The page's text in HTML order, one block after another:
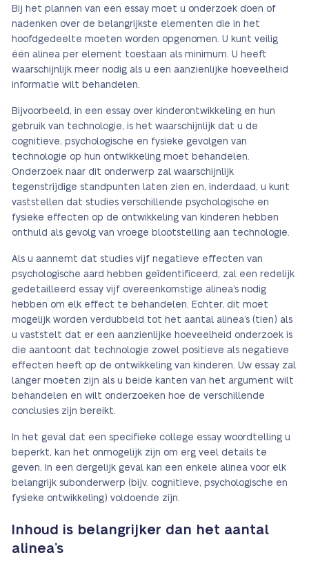
Bij het plannen van een essay moet u onderzoek doen of
nadenken over de belangrijkste elementen die in het
hoofdgedeelte moeten worden opgenomen. U kunt veilig
één alinea per element toestaan als minimum. U heeft
waarschijnlijk meer nodig als u een aanzienlijke hoeveelheid
informatie wilt behandelen.
Bijvoorbeeld, in een essay over kinderontwikkeling en hun
gebruik van technologie, is het waarschijnlijk dat u de
cognitieve, psychologische en fysieke gevolgen van
technologie op hun ontwikkeling moet behandelen.
Onderzoek naar dit onderwerp zal waarschijnlijk
tegenstrijdige standpunten laten zien en, inderdaad, u kunt
vaststellen dat studies verschillende psychologische en
fysieke effecten op de ontwikkeling van kinderen hebben
onthuld als gevolg van vroege blootstelling aan technologie.
Als u aannemt dat studies vijf negatieve effecten van
psychologische aard hebben geïdentificeerd, zal een redelijk
gedetailleerd essay vijf overeenkomstige alinea’s nodig
hebben om elk effect te behandelen. Echter, dit moet
mogelijk worden verdubbeld tot het aantal alinea’s (tien) als
u vaststelt dat er een aanzienlijke hoeveelheid onderzoek is
die aantoont dat technologie zowel positieve als negatieve
effecten heeft op de ontwikkeling van kinderen. Uw essay zal
langer moeten zijn als u beide kanten van het argument wilt
behandelen en wilt onderzoeken hoe de verschillende
conclusies zijn bereikt.
In het geval dat een specifieke college essay woordtelling u
beperkt, kan het onmogelijk zijn om erg veel details te
geven. In een dergelijk geval kan een enkele alinea voor elk
belangrijk subonderwerp (bijv. cognitieve, psychologische en
fysieke ontwikkeling) voldoende zijn.
Inhoud is belangrijker dan het aantal
alinea’s